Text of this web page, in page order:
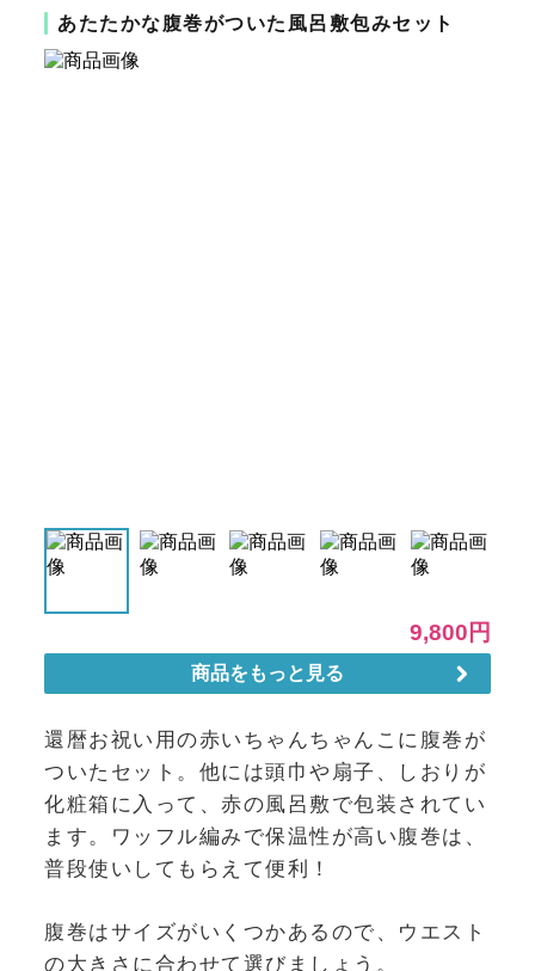
あたたかな腹巻がついた風呂敷包みセット
還暦お祝い用の赤いちゃんちゃんこに腹巻が
ついたセット。他には頭巾や扇子、しおりが
化粧箱に入って、赤の風呂敷で包装されてい
ます。ワッフル編みで保温性が高い腹巻は、
普段使いしてもらえて便利！
腹巻はサイズがいくつかあるので、ウエスト
の大きさに合わせて選びましょう。